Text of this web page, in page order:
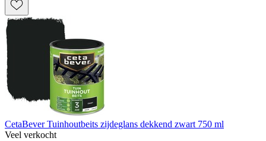
CetaBever Tuinhoutbeits zijdeglans dekkend zwart 750 ml
Veel verkocht